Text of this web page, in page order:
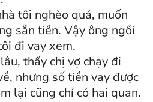
tôi nghèo quá, muốn
sẵn tiền. Vậy ông ngồi
đi vay xem.
thấy chị vợ chạy đi
nhưng số tiền vay được
lại cũng chỉ có hai quan.